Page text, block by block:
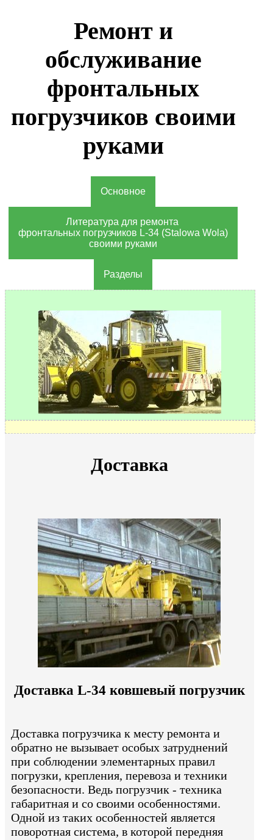
Ремонт и
обслуживание
фронтальных
погрузчиков своими
руками
Основное
Литература для ремонта
фронтальных погрузчиков L-34 (Stalowa Wola)
своими руками
Разделы
Доставка
Доставка L-34 ковшевый погрузчик
Доставка погрузчика к месту ремонта и
обратно не вызывает особых затруднений
при соблюдении элементарных правил
погрузки, крепления, перевоза и техники
безопасности. Ведь погрузчик - техника
габаритная и со своими особенностями.
Одной из таких особенностей является
поворотная система, в которой передняя